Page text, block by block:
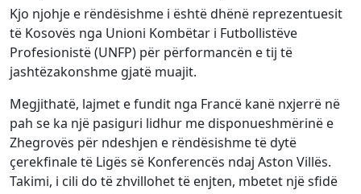
Kjo njohje e rëndësishme i është dhënë reprezentuesit
të Kosovës nga Unioni Kombëtar i Futbollistëve
Profesionistë (UNFP) për përformancën e tij të
jashtëzakonshme gjatë muajit.
Megjithatë, lajmet e fundit nga Francë kanë nxjerrë në
pah se ka një pasiguri lidhur me disponueshmërinë e
Zhegrovës për ndeshjen e rëndësishme të dytë
çerekfinale të Ligës së Konferencës ndaj Aston Villës.
Takimi, i cili do të zhvillohet të enjten, mbetet një sfidë